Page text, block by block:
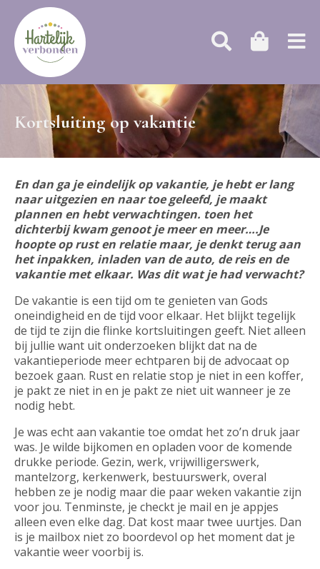
Kortsluiting op vakantie
En dan ga je eindelijk op vakantie, je hebt er lang
naar uitgezien en naar toe geleefd, je maakt
plannen en hebt verwachtingen. toen het
dichterbij kwam genoot je meer en meer….Je
hoopte op rust en relatie maar, je denkt terug aan
het inpakken, inladen van de auto, de reis en de
vakantie met elkaar. Was dit wat je had verwacht?
De vakantie is een tijd om te genieten van Gods
oneindigheid en de tijd voor elkaar. Het blijkt tegelijk
de tijd te zijn die flinke kortsluitingen geeft. Niet alleen
bij jullie want uit onderzoeken blijkt dat na de
vakantieperiode meer echtparen bij de advocaat op
bezoek gaan. Rust en relatie stop je niet in een koffer,
je pakt ze niet in en je pakt ze niet uit wanneer je ze
nodig hebt.
Je was echt aan vakantie toe omdat het zo’n druk jaar
was. Je wilde bijkomen en opladen voor de komende
drukke periode. Gezin, werk, vrijwilligerswerk,
mantelzorg, kerkenwerk, bestuurswerk, overal
hebben ze je nodig maar die paar weken vakantie zijn
voor jou. Tenminste, je checkt je mail en je appjes
alleen even elke dag. Dat kost maar twee uurtjes. Dan
is je mailbox niet zo boordevol op het moment dat je
vakantie weer voorbij is.